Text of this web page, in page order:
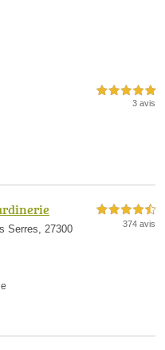
5,0 étoiles sur 5
3 avis
Serres, 27300
4,5 étoiles sur 5
374 avis